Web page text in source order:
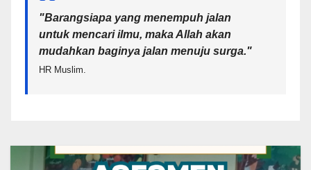
"Barangsiapa yang menempuh jalan
untuk mencari ilmu, maka Allah akan
mudahkan baginya jalan menuju surga."
HR Muslim.